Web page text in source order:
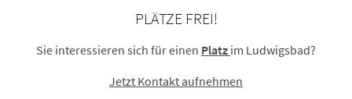
PLÄTZE FREI!
Sie interessieren sich für einen Platz im Ludwigsbad?
Jetzt Kontakt aufnehmen